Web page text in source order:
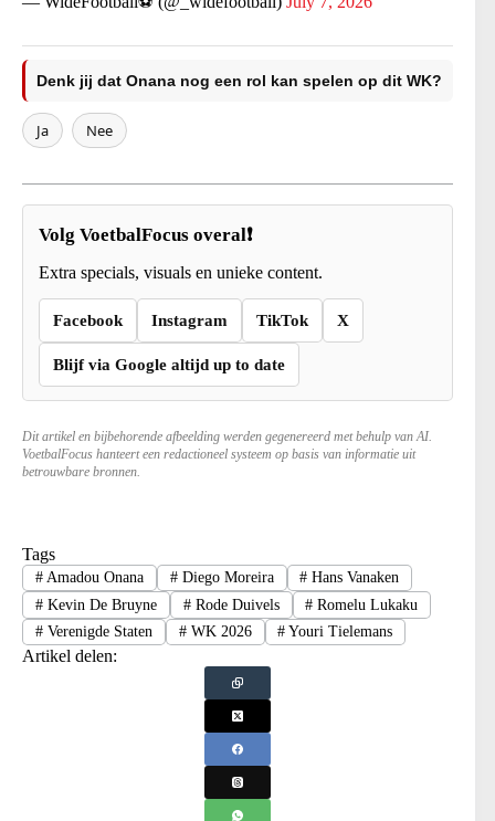
Denk jij dat Onana nog een rol kan spelen op dit WK?
Ja Nee
Volg VoetbalFocus overal❗
Extra specials, visuals en unieke content.
Facebook Instagram TikTok X
Blijf via Google altijd up to date
Dit artikel en bijbehorende afbeelding werden gegenereerd met behulp van AI.
VoetbalFocus hanteert een redactioneel systeem op basis van informatie uit
betrouwbare bronnen.
Tags
#Amadou Onana #Diego Moreira # Hans Vanaken
#Kevin De Bruyne #Rode Duivels # Romelu Lukaku
#Verenigde Staten #WK 2026 # Youri Tielemans
Artikel delen: